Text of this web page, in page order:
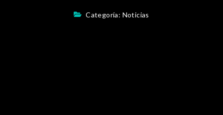
Categoría: Noticias